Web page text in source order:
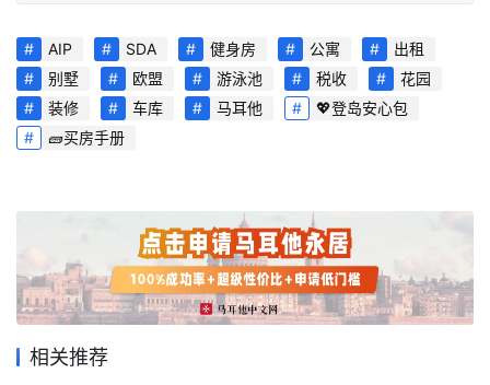
旅
攻
AIP SDA 健身房 公寓
出租
别墅
欧盟 游泳池 税收
花园
装修
车库 马耳他
💖登岛安心包
🧱买房手册
相关推荐